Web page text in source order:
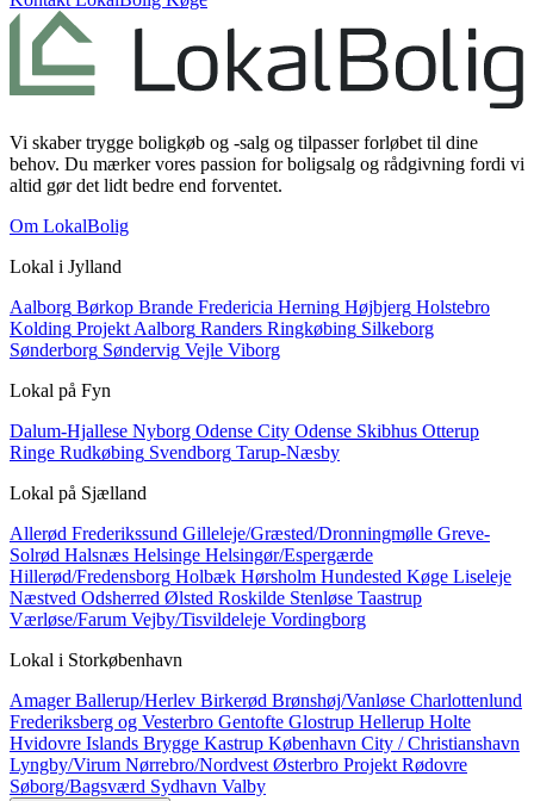
Vi skaber trygge boligkøb og -salg og tilpasser forløbet til dine
behov. Du mærker vores passion for boligsalg og rådgivning fordi vi
altid gør det lidt bedre end forventet.
Om LokalBolig
Lokal i Jylland
Aalborg Børkop Brande Fredericia Herning Højbjerg Holstebro
Kolding Projekt Aalborg Randers Ringkøbing Silkeborg
Sønderborg Søndervig Vejle Viborg
Lokal på Fyn
Dalum-Hjallese Nyborg Odense City Odense Skibhus Otterup
Ringe Rudkøbing Svendborg Tarup-Næsby
Lokal på Sjælland
Allerød Frederikssund Gilleleje/Græsted/Dronningmølle Greve-
Solrød Halsnæs Helsinge Helsingør/Espergærde
Hillerød/Fredensborg Holbæk Hørsholm Hundested Køge Liseleje
Næstved Odsherred Ølsted Roskilde Stenløse Taastrup
Værløse/Farum Vejby/Tisvildeleje Vordingborg
Lokal i Storkøbenhavn
AmagerBallerup/Herlev Birkerød Brønshøj/Vanløse Charlottenlund
Frederiksberg og Vesterbro Gentofte Glostrup Hellerup Holte
Hvidovre Islands Brygge Kastrup København City / Christianshavn
Lyngby/Virum Nørrebro/Nordvest Østerbro Projekt Rødovre
Søborg/Bagsværd Sydhavn Valby